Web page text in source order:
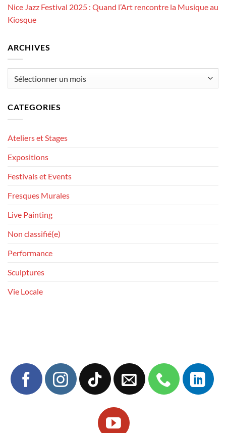
Nice Jazz Festival 2025 : Quand l’Art rencontre la Musique au
Kiosque
ARCHIVES
CATEGORIES
Ateliers et Stages
Expositions
Festivals et Events
Fresques Murales
Live Painting
Non classifié(e)
Performance
Sculptures
Vie Locale